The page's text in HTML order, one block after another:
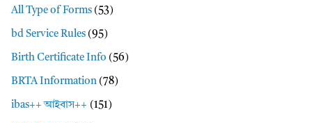
All Type of Forms (53)
bd Service Rules (95)
Birth Certificate Info (56)
BRTA Information (78)
ibas++ আইবাস++ (151)